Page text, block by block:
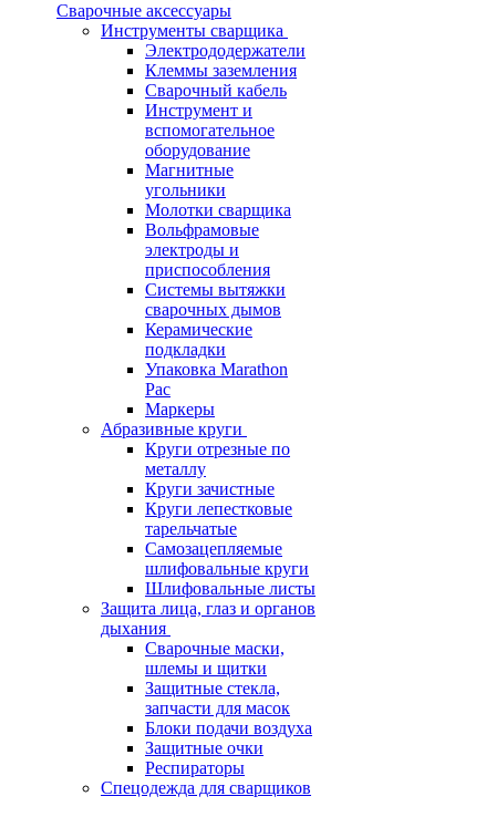
Сварочные аксессуары
Инструменты сварщика
Электрододержатели
Клеммы заземления
Сварочный кабель
Инструмент и
вспомогательное
оборудование
Магнитные
угольники
Молотки сварщика
Вольфрамовые
электроды и
приспособления
Системы вытяжки
сварочных дымов
Керамические
подкладки
Упаковка Marathon
Pac
Маркеры
Абразивные круги
Круги отрезные по
металлу
Круги зачистные
Круги лепестковые
тарельчатые
Самозацепляемые
шлифовальные круги
Шлифовальные листы
Защита лица, глаз и органов
дыхания
Сварочные маски,
шлемы и щитки
Защитные стекла,
запчасти для масок
Блоки подачи воздуха
Защитные очки
Респираторы
Спецодежда для сварщиков